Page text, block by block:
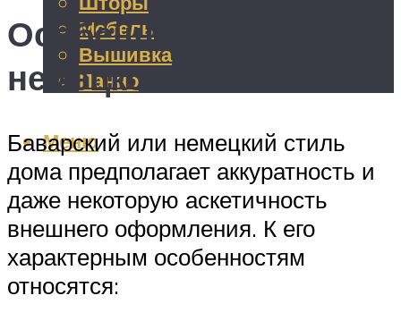
Мебель
Вышивка
Панно
Меню
Особенности дома в
немецком стиле
Баварский или немецкий стиль
дома предполагает аккуратность и
даже некоторую аскетичность
внешнего оформления. К его
характерным особенностям
относятся: